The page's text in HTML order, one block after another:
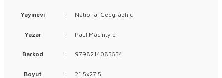
Yayınevi : National Geographic
Yazar : Paul Macintyre
Barkod : 9798214085654
Boyut : 21.5x27.5